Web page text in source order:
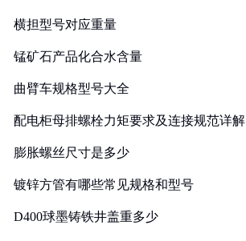
横担型号对应重量
锰矿石产品化合水含量
曲臂车规格型号大全
配电柜母排螺栓力矩要求及连接规范详解
膨胀螺丝尺寸是多少
镀锌方管有哪些常见规格和型号
D400球墨铸铁井盖重多少